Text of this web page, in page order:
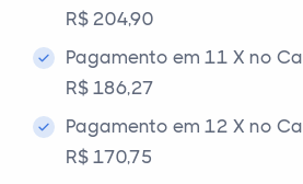
R$ 204,90
Pagamento em 11 X no
R$ 186,27
Pagamento em 12 X no
R$ 170,75